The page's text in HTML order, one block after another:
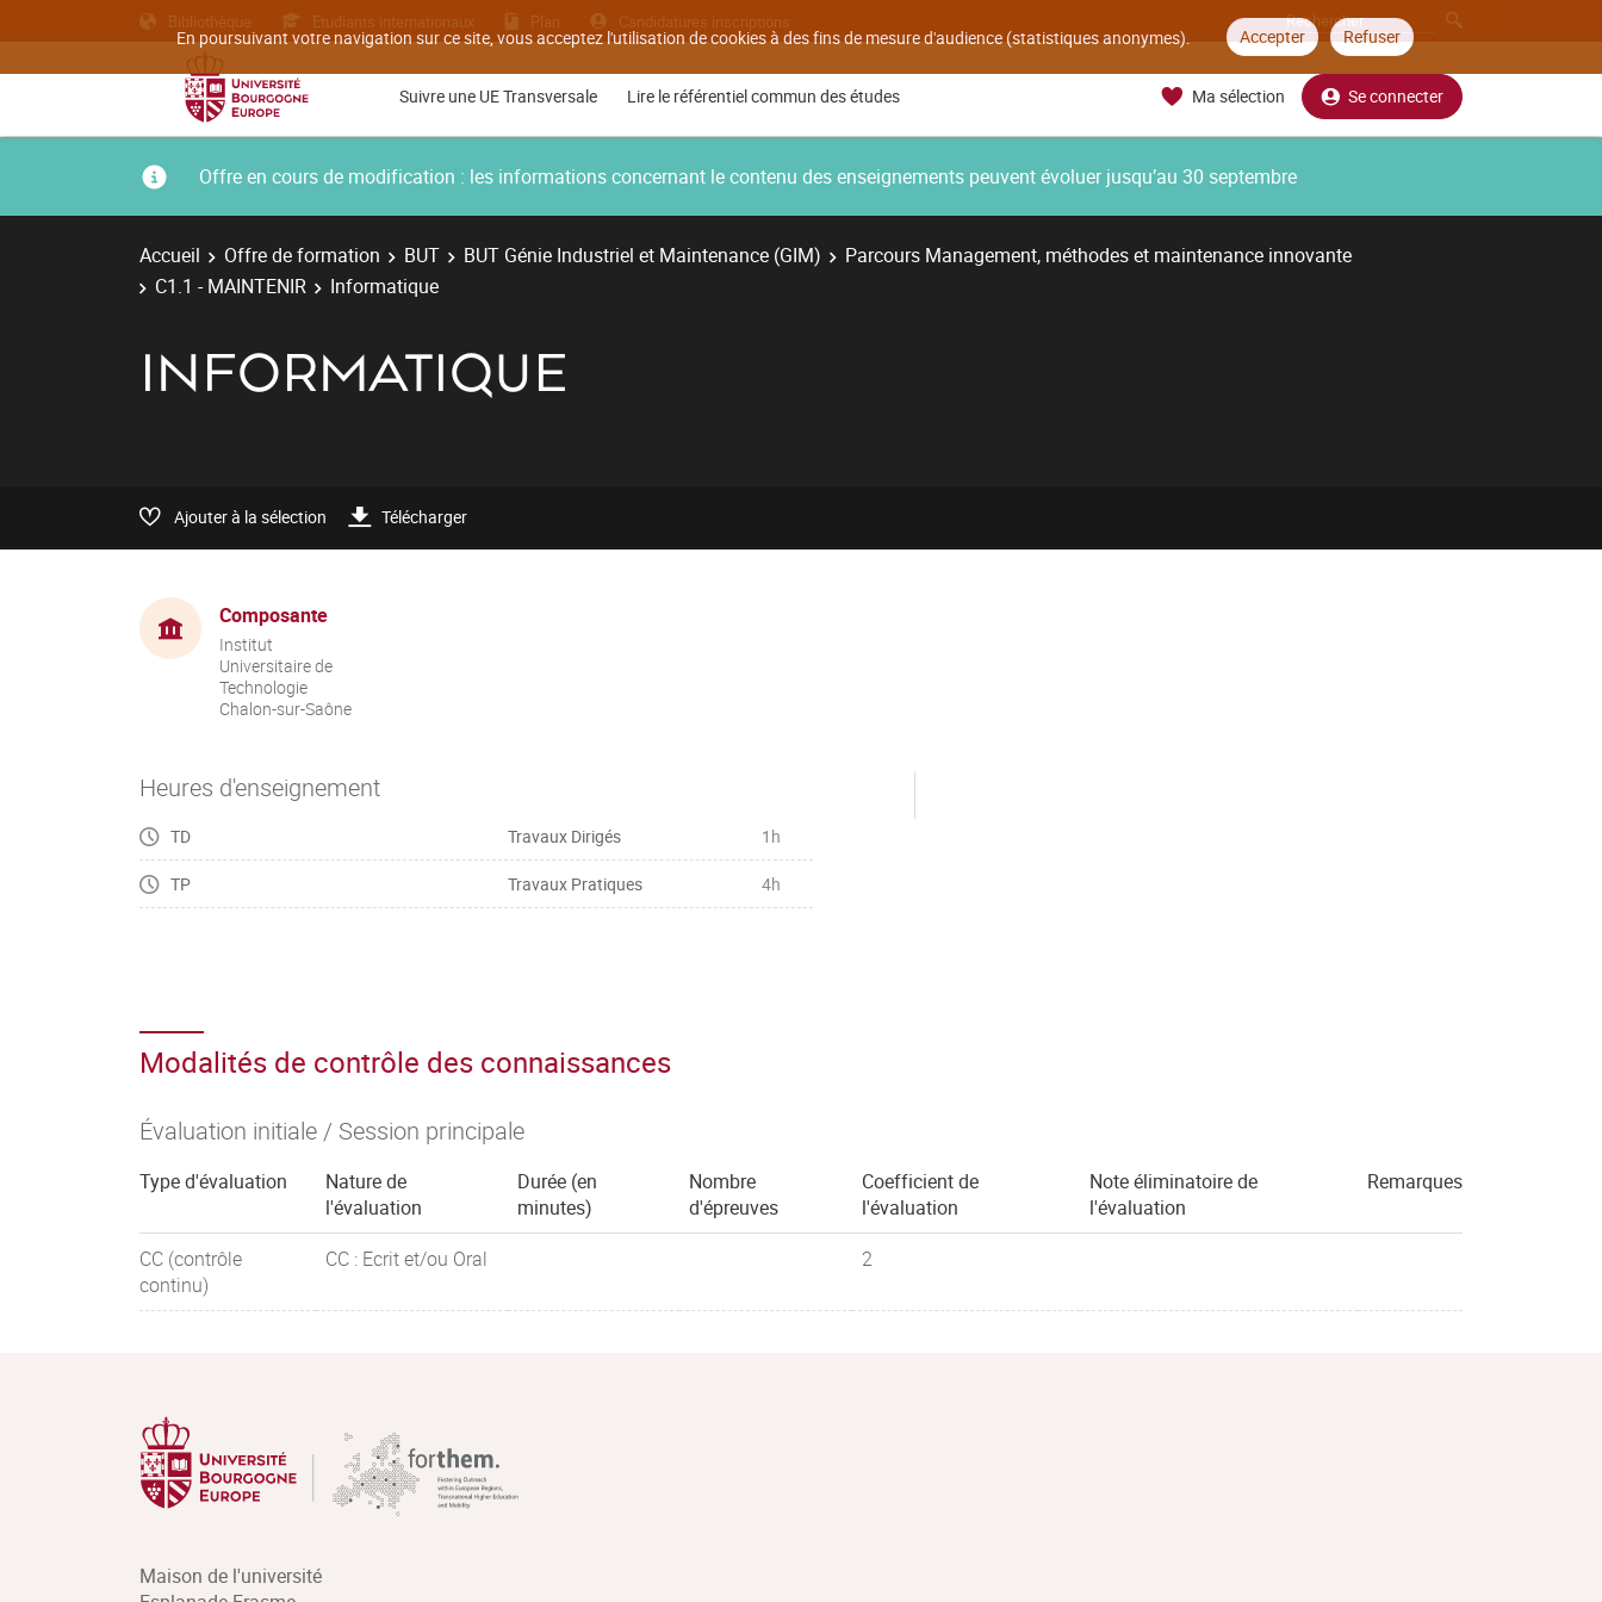
En poursuivant votre navigation sur ce site, vous acceptez l'utilisation de cookies à des fins de mesure d'audience (statistiques anonymes). Accepter Refuser
Bibliothèque Etudiants internationaux Plan Candidatures inscriptions
Suivre une UE Transversale Lire le référentiel commun des études Ma sélection Se connecter
Offre en cours de modification : les informations concernant le contenu des enseignements peuvent évoluer jusqu’au 30 septembre
Accueil Offre de formation BUT BUT Génie Industriel et Maintenance (GIM)
Parcours Management, méthodes et maintenance innovante
C1.1 - MAINTENIR
Informatique
INFORMATIQUE
Ajouter à la sélection Télécharger
Composante
Institut
Universitaire de
Technologie
Chalon-sur-Saône
Heures d'enseignement
TD Travaux Dirigés 1h
TP Travaux Pratiques 4h
Modalités de contrôle des connaissances
Évaluation initiale / Session principale
Type d'évaluation
Nature de
l'évaluation
Durée (en
minutes)
Nombre
d'épreuves
Coefficient de
l'évaluation
Note éliminatoire de
l'évaluation
Remarques
CC (contrôle
continu)
CC : Ecrit et/ou Oral 2
Maison de l'université